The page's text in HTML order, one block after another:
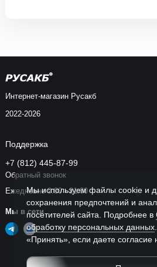
Мы используем файлы cookie и
сохранения предпочтений и
посетителей сайта. Подробнее в
обработку персональных данных
«Принять», если даете согласие
Интернет-магазин Русакб
2022-2026
Поддержка
+7 (812) 445-87-99
Обратный звонок
Ежедневно 9:00 - 21:00
Мы в сети